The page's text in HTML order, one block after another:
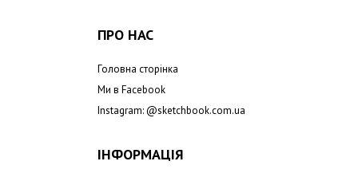
ПРО НАС
Головна сторінка
Ми в Facebook
Instagram: @sketchbook.com.ua
ІНФОРМАЦІЯ